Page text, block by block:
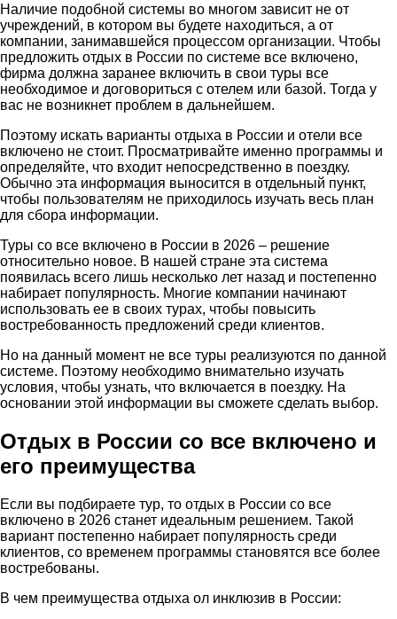
Наличие подобной системы во многом зависит не от
учреждений, в котором вы будете находиться, а от
компании, занимавшейся процессом организации. Чтобы
предложить отдых в России по системе все включено,
фирма должна заранее включить в свои туры все
необходимое и договориться с отелем или базой. Тогда у
вас не возникнет проблем в дальнейшем.
Поэтому искать варианты отдыха в России и отели все
включено не стоит. Просматривайте именно программы и
определяйте, что входит непосредственно в поездку.
Обычно эта информация выносится в отдельный пункт,
чтобы пользователям не приходилось изучать весь план
для сбора информации.
Туры со все включено в России в 2026 – решение
относительно новое. В нашей стране эта система
появилась всего лишь несколько лет назад и постепенно
набирает популярность. Многие компании начинают
использовать ее в своих турах, чтобы повысить
востребованность предложений среди клиентов.
Но на данный момент не все туры реализуются по данной
системе. Поэтому необходимо внимательно изучать
условия, чтобы узнать, что включается в поездку. На
основании этой информации вы сможете сделать выбор.
Отдых в России со все включено и
его преимущества
Если вы подбираете тур, то отдых в России со все
включено в 2026 станет идеальным решением. Такой
вариант постепенно набирает популярность среди
клиентов, со временем программы становятся все более
востребованы.
В чем преимущества отдыха ол инклюзив в России: